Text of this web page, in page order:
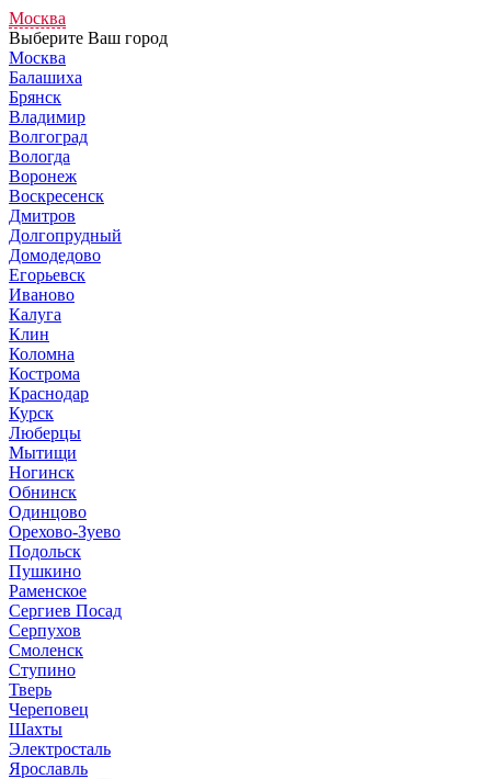
Москва
Выберите Ваш город
Москва
Балашиха
Брянск
Владимир
Волгоград
Вологда
Воронеж
Воскресенск
Дмитров
Долгопрудный
Домодедово
Егорьевск
Иваново
Калуга
Клин
Коломна
Кострома
Краснодар
Курск
Люберцы
Мытищи
Ногинск
Обнинск
Одинцово
Орехово-Зуево
Подольск
Пушкино
Раменское
Сергиев Посад
Серпухов
Смоленск
Ступино
Тверь
Череповец
Шахты
Электросталь
Ярославль